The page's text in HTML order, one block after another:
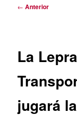
Navegación
← Anterior
La
jugará